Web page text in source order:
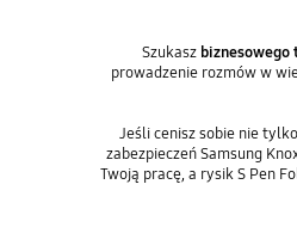
Szukasz biznesowego
prowadzenie rozmów w
Jeśli cenisz sobie nie
zabezpieczeń Samsung
Twoją pracę, a rysik S Pen